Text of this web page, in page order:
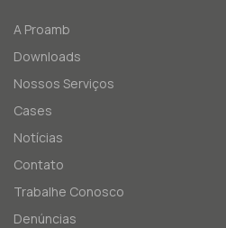
A Proamb
Downloads
Nossos Serviços
Cases
Notícias
Contato
Trabalhe Conosco
Denúncias